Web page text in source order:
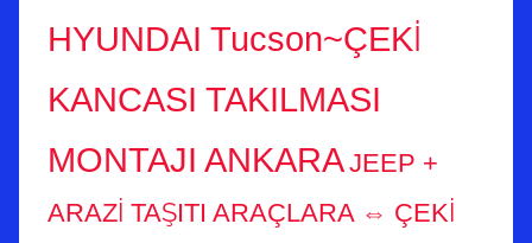
HYUNDAI Tucson~ÇEKİ
KANCASI TAKILMASI
MONTAJI ANKARAJEEP +
ARAZİ TAŞITI ARAÇLARA ⇔ ÇEKİ